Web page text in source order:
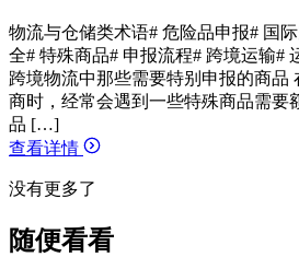
物流与仓储类术语# 危险品申报# 国
全# 特殊商品# 申报流程# 跨境运输#
跨境物流中那些需要特别申报的商品
商时，经常会遇到一些特殊商品需要
品 […]
查看详情
没有更多了
随便看看